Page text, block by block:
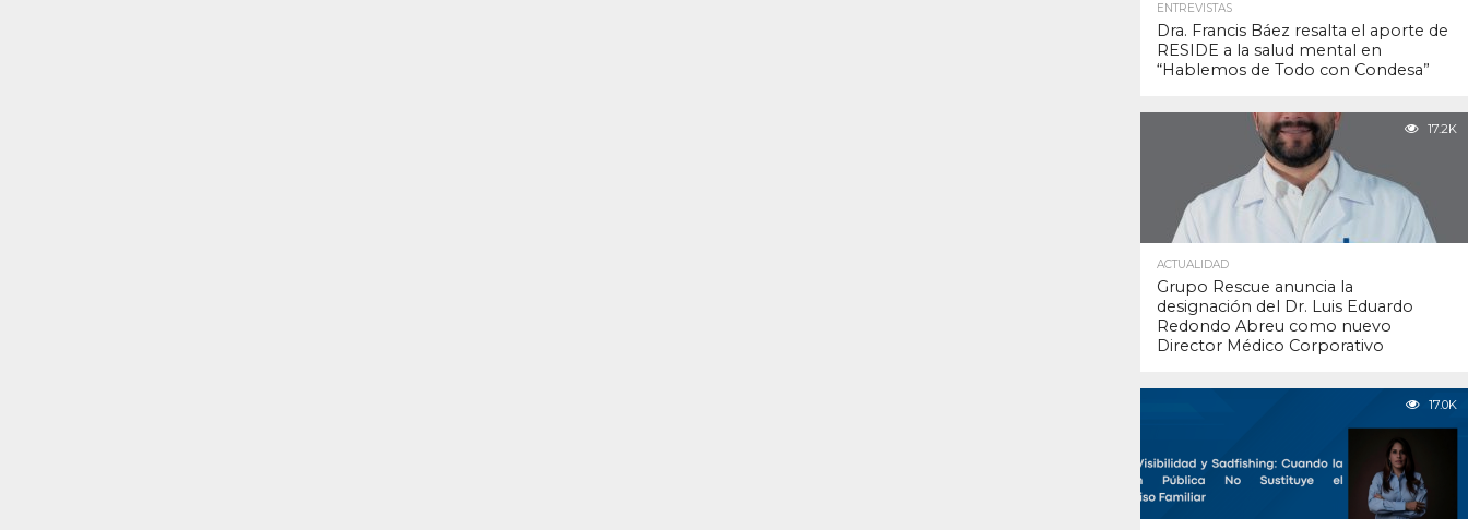
ENTREVISTAS
Dra. Francis Báez resalta el aporte de
RESIDE a la salud mental en
“Hablemos de Todo con Condesa”
17.2K
ACTUALIDAD
Grupo Rescue anuncia la
designación del Dr. Luis Eduardo
Redondo Abreu como nuevo
Director Médico Corporativo
17.0K